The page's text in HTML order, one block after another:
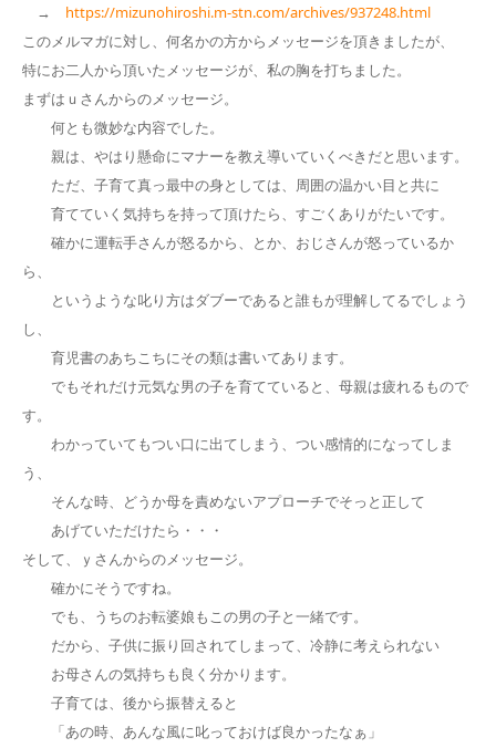
→ https://mizunohiroshi.m-stn.com/archives/937248.html
このメルマガに対し、何名かの方からメッセージを頂きましたが、
特にお二人から頂いたメッセージが、私の胸を打ちました。
まずはｕさんからのメッセージ。
何とも微妙な内容でした。
親は、やはり懸命にマナーを教え導いていくべきだと思います。
ただ、子育て真っ最中の身としては、周囲の温かい目と共に
育てていく気持ちを持って頂けたら、すごくありがたいです。
確かに運転手さんが怒るから、とか、おじさんが怒っているか
ら、
というような叱り方はダブーであると誰もが理解してるでしょう
し、
育児書のあちこちにその類は書いてあります。
でもそれだけ元気な男の子を育てていると、母親は疲れるもので
す。
わかっていてもつい口に出てしまう、つい感情的になってしま
う、
そんな時、どうか母を責めないアプローチでそっと正して
あげていただけたら・・・
そして、ｙさんからのメッセージ。
確かにそうですね。
でも、うちのお転婆娘もこの男の子と一緒です。
だから、子供に振り回されてしまって、冷静に考えられない
お母さんの気持ちも良く分かります。
子育ては、後から振替えると
「あの時、あんな風に叱っておけば良かったなぁ」